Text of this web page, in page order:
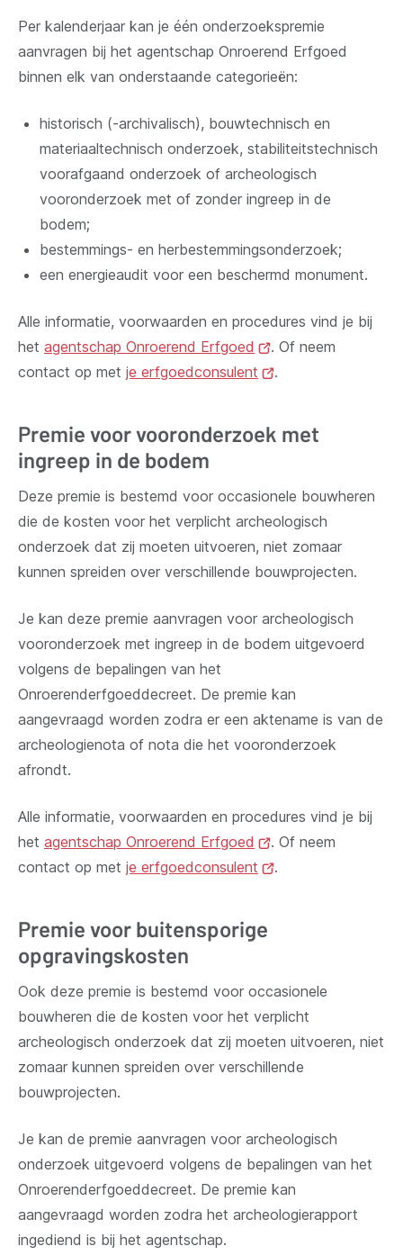
Per kalenderjaar kan je één onderzoekspremie
aanvragen bij het agentschap Onroerend Erfgoed
binnen elk van onderstaande categorieën:
historisch (-archivalisch), bouwtechnisch en
materiaaltechnisch onderzoek, stabiliteitstechnisch
voorafgaand onderzoek of archeologisch
vooronderzoek met of zonder ingreep in de
bodem;
bestemmings- en herbestemmingsonderzoek;
een energieaudit voor een beschermd monument.
Alle informatie, voorwaarden en procedures vind je bij
het agentschap Onroerend Erfgoed
(opent
nieuw
. Of neem
contact op met je erfgoedconsulent
(opent
.
Premie voor vooronderzoek met
ingreep in de bodem
Deze premie is bestemd voor occasionele bouwheren
die de kosten voor het verplicht archeologisch
onderzoek dat zij moeten uitvoeren, niet zomaar
kunnen spreiden over verschillende bouwprojecten.
Je kan deze premie aanvragen voor archeologisch
vooronderzoek met ingreep in de bodem uitgevoerd
volgens de bepalingen van het
Onroerenderfgoeddecreet. De premie kan
aangevraagd worden zodra er een aktename is van de
archeologienota of nota die het vooronderzoek
afrondt.
Alle informatie, voorwaarden en procedures vind je bij
het agentschap Onroerend Erfgoed
(opent
nieuw
. Of neem
contact op met je erfgoedconsulent
(opent
.
Premie voor buitensporige
opgravingskosten
Ook deze premie is bestemd voor occasionele
bouwheren die de kosten voor het verplicht
archeologisch onderzoek dat zij moeten uitvoeren, niet
zomaar kunnen spreiden over verschillende
bouwprojecten.
Je kan de premie aanvragen voor archeologisch
onderzoek uitgevoerd volgens de bepalingen van het
Onroerenderfgoeddecreet. De premie kan
aangevraagd worden zodra het archeologierapport
ingediend is bij het agentschap.